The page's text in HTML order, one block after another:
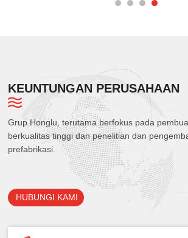
KEUNTUNGAN PERUSAHAAN
Grup Honglu, terutama berfokus pada
berkualitas tinggi dan penelitian dan
prefabrikasi.
HUBUNGI KAMI